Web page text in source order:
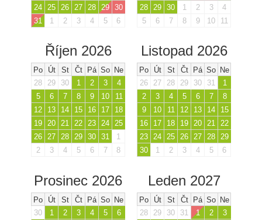
24
25 26 27 28 29 30
31
1 2 3 4 5 6
28
29 30 1 2 3
4
5
6 7 8 9 10 11
Říjen 2026
Po Út St Čt Pá So Ne
28
29 30 1 2 3
4
5
6 7 8 9 10
11
12
13 14 15 16 17
18
19 20 21 22 23 24 25
26 27 28 29 30 31
1
2
3 4 5 6 7 8
Listopad 2026
Po Út St Čt Pá So Ne
26
27 28 29 30 31
1
2
3 4 5 6 7
8
9
10 11 12 13 14
15
16
17 18 19 20 21 22
23 24 25 26 27 28 29
30
1 2 3 4 5 6
Prosinec 2026
Po Út St Čt Pá So Ne
30
1 2 3 4 5
6
Leden 2027
Po Út St Čt Pá So Ne
28
29 30 31 1 2
3